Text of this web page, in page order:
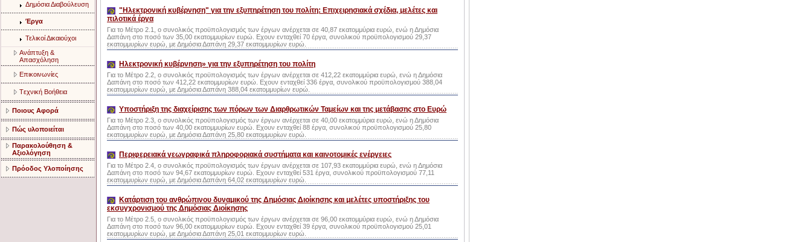
Δημόσια Διαβούλευση
Έργα
Τελικοί Δικαιούχοι
Aνάπτυξη &
Aπασχόληση
Eπικοινωνίες
Tεχνική Bοήθεια
Ποιους Αφορά
Πώς υλοποιείται
Παρακολούθηση &
Αξιολόγηση
Πρόοδος Υλοποίησης
"Ηλεκτρονική κυβέρνηση" για την εξυπηρέτηση του πολίτη: Επιχειρησιακά σχέδια, μελέτες και
πιλοτικά έργα
Για το Μέτρο 2.1, ο συνολικός προϋπολογισμός των έργων ανέρχεται σε 40,87 εκατομμύρια ευρώ, ενώ η Δημόσια
Δαπάνη στο ποσό των 35,00 εκατομμυρίων ευρώ. Εχουν ενταχθεί 70 έργα, συνολικού προϋπολογισμού 29,37
εκατομμυρίων ευρώ, με Δημόσια Δαπάνη 29,37 εκατομμυρίων ευρώ.
Ηλεκτρονική κυβέρνηση» για την εξυπηρέτηση του πολίτη
Για το Μέτρο 2.2, ο συνολικός προϋπολογισμός των έργων ανέρχεται σε 412,22 εκατομμύρια ευρώ, ενώ η Δημόσια
Δαπάνη στο ποσό των 412,22 εκατομμυρίων ευρώ. Εχουν ενταχθεί 336 έργα, συνολικού προϋπολογισμού 388,04
εκατομμυρίων ευρώ, με Δημόσια Δαπάνη 388,04 εκατομμυρίων ευρώ.
Υποστήριξη της διαχείρισης των πόρων των Διαρθρωτικών Ταμείων και της μετάβασης στο Ευρώ
Για το Μέτρο 2.3, ο συνολικός προϋπολογισμός των έργων ανέρχεται σε 40,00 εκατομμύρια ευρώ, ενώ η Δημόσια
Δαπάνη στο ποσό των 40,00 εκατομμυρίων ευρώ. Εχουν ενταχθεί 88 έργα, συνολικού προϋπολογισμού 25,80
εκατομμυρίων ευρώ, με Δημόσια Δαπάνη 25,80 εκατομμυρίων ευρώ.
Περιφερειακά γεωγραφικά πληροφοριακά συστήματα και καινοτομικές ενέργειες
Για το Μέτρο 2.4, ο συνολικός προϋπολογισμός των έργων ανέρχεται σε 107,93 εκατομμύρια ευρώ, ενώ η Δημόσια
Δαπάνη στο ποσό των 94,67 εκατομμυρίων ευρώ. Εχουν ενταχθεί 531 έργα, συνολικού προϋπολογισμού 77,11
εκατομμυρίων ευρώ, με Δημόσια Δαπάνη 64,02 εκατομμυρίων ευρώ.
Κατάρτιση του ανθρώπινου δυναμικού της Δημόσιας Διοίκησης και μελέτες υποστήριξης του
εκσυγχρονισμού της Δημόσιας Διοίκησης
Για το Μέτρο 2.5, ο συνολικός προϋπολογισμός των έργων ανέρχεται σε 96,00 εκατομμύρια ευρώ, ενώ η Δημόσια
Δαπάνη στο ποσό των 96,00 εκατομμυρίων ευρώ. Εχουν ενταχθεί 39 έργα, συνολικού προϋπολογισμού 25,01
εκατομμυρίων ευρώ, με Δημόσια Δαπάνη 25,01 εκατομμυρίων ευρώ.